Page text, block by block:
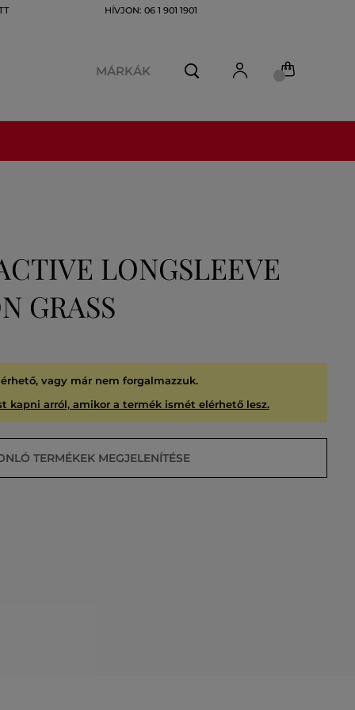
HÍVJON: 06 1 901 1901
MÁRKÁK
LONGSLEEVE
GRASS
vagy már nem forgalmazzuk.
kapni arról, amikor a termék ismét elérhető lesz.
TERMÉKEK MEGJELENÍTÉSE